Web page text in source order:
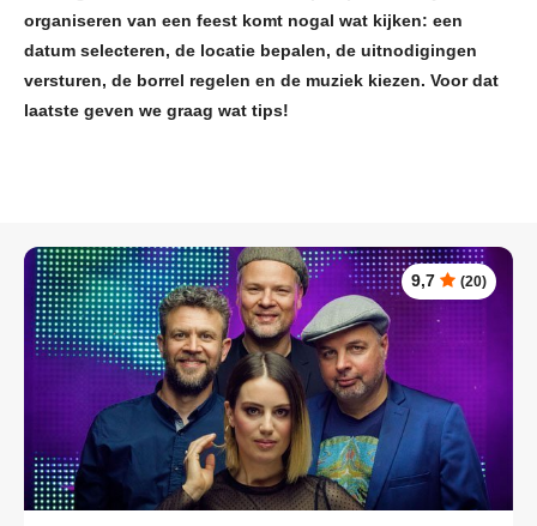
organiseren van een feest komt nogal wat kijken: een
datum selecteren, de locatie bepalen, de uitnodigingen
versturen, de borrel regelen en de muziek kiezen. Voor dat
laatste geven we graag wat tips!
9,7 (20)